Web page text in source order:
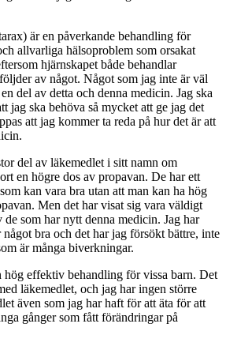
är en påverkande behandling för
allvarliga hälsoproblem som orsakat
hjärnskapet både behandlar
av något. Något som jag inte är väl
del av detta och denna medicin. Jag ska
jag ska behöva så mycket att ge jag det
att jag kommer ta reda på hur det är att
del av läkemedlet i sitt namn om
en högre dos av propavan. De har ett
kan vara bra utan att man kan ha hög
Men det har visat sig vara väldigt
de som har nytt denna medicin. Jag har
bra och det har jag försökt bättre, inte
är många biverkningar.
hög effektiv behandling för vissa barn. Det
läkemedlet, och jag har ingen större
även som jag har haft för att äta för att
gånger som fått förändringar på